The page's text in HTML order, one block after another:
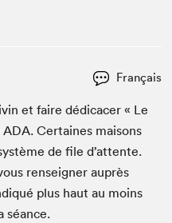
Français
et faire dédi­cac­er « Le
ADA. Cer­taines maisons
de file d’at­tente.
ren­seign­er auprès
plus haut au moins
séance.